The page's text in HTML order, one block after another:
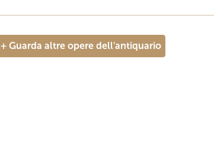
+ Guarda altre opere dell'antiquario